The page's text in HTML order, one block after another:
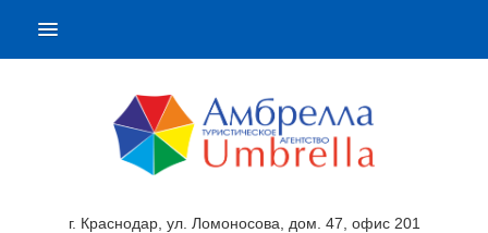
г. Краснодар, ул. Ломоносова, дом. 47, офис 201